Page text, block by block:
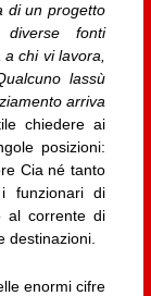
di un progetto
fonti
chi vi lavora,
lassù
arriva
chiedere ai
posizioni:
Cia né tanto
funzionari di
al corrente di
destinazioni.
enormi cifre